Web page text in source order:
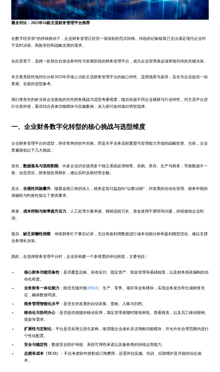
最全对比：2025年16款主流财务管理平台推荐
在数字经济浪*的持续推动下，企业财务管理正经历一场深刻的范式转移。传统的记账核算已无法满足现代企业对
于实时决策、风险管控和战略支撑的需求。
在此背景下，选择一款契合自身业务特性与发展阶段的财务管理平台，成为企业管理者必须审慎对待的关键决策。
本文将系统性地对比分析2025年市场上16款主流财务管理平台的核心特性、适用场景与差异，旨在为企业提供一份
客观、全面的选型参考。
我们将首先剖析当前企业面临的共性财务挑战与选型考量维度，随后依据不同企业规模与行业特性，对主流平台进
行分类评述，最后结合具体功能模块与实施案例，深入探讨如何做出明智选择。
一、企业财务数字化转型的核心挑战与选型维度
企业财务管理平台的选型，绝非简单的软件采购，而是关乎业务流程重塑与管理能力升级的战略投资。当前，企业
普遍面临以下几大挑战：
首先，数据孤岛与流程割裂。许多企业仍在使用多个独立系统处理销售、采购、库存、生产与财务，导致数据不一
致、信息滞后，财务报告周期长，难以实时反映经营全貌。
其次，合规性风险攀升。随着金税工程的深入，税务监管日益趋向“以数治税”，对发票的自动化管理、税务申报的
准确性与时效性提出了更高要求。
再者，成本控制与效率提升压力。人工处理大量单据、报销流程冗长、资金使用不透明等问题，持续侵蚀企业利
润。
最后，缺乏前瞻性洞察。传统财务忙于事后记录，无法有效利用数据进行成本动因分析和盈利模型优化，难以支撑
业务增长决策。
因此，在选择财务管理平台时，企业应构建一个多维度的评估框架，主要包括：
核心财务功能完备性：是否覆盖总账、应收应付、固定资产、现金管理等基础核算，以及财务报表编制的自
动化程度。
业务财务一体化能力：能否无缝对接进销存、生产、零售、项目等业务模块，实现业务发生即生成财务凭
证，确保数据同源。
税务管理智能化水平：是否支持发票的自动采集、查验、入账与归档。
移动化与协同办公：是否提供便捷的移动应用，满足管理者随时随地审批、查看报表，以及员工移动报销、
查薪等需求。
扩展性与定制化：平台是否采用云原生架构，能否随企业成长灵活增购功能模块，并允许在合理范围内进行
个性化配置。
安全与稳定性：数据安全防护等级、系统可用性承诺以及服务商的持续运营能力。
总拥有成本（TCO）
：不仅考虑软件授权或订阅费用，还需评估实施、培训、后期维护及升级的综合成
本。